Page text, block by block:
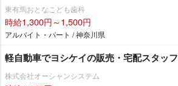
東有馬おとなこども歯科
時給1,300円～1,500円
アルバイト・パート / 神奈川県
軽自動車でヨシケイの販売・宅配スタッフ
株式会社オーシャンシステム